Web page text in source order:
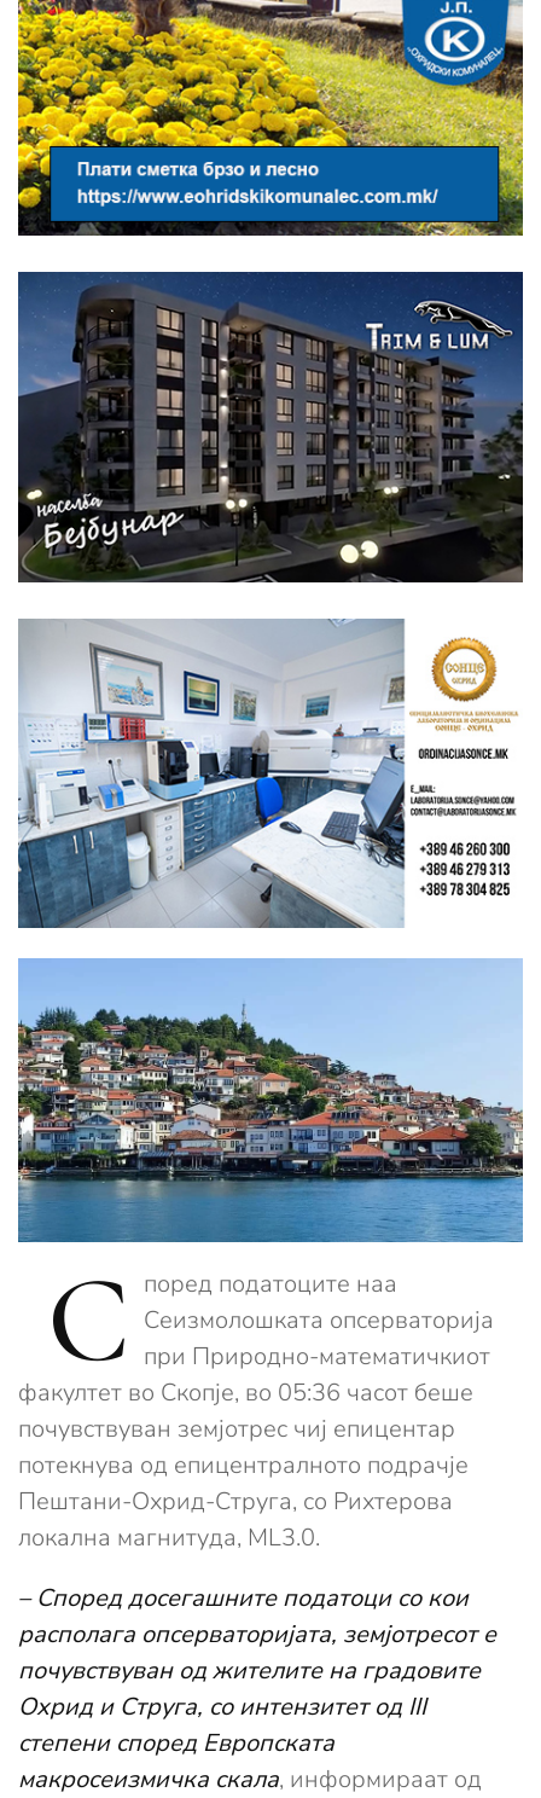
С
поред податоците наа
Сеизмолошката опсерваторија
при Природно-математичкиот
факултет во Скопје, во 05:36 часот беше
почувствуван земјотрес чиј епицентар
потекнува од епицентралното подрачје
Пештани-Охрид-Струга, со Рихтерова
локална магнитуда, ML3.0.
– Според досегашните податоци со кои
располага опсерваторијата, земјотресот е
почувствуван од жителите на градовите
Охрид и Струга, со интензитет од III
степени според Европската
макросеизмичка скала, информираат од